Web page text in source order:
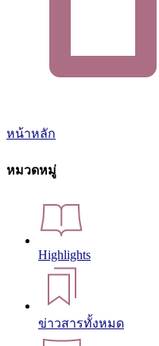
หน้าหลัก
หมวดหมู่
Highlights
ข่าวสารทั้งหมด